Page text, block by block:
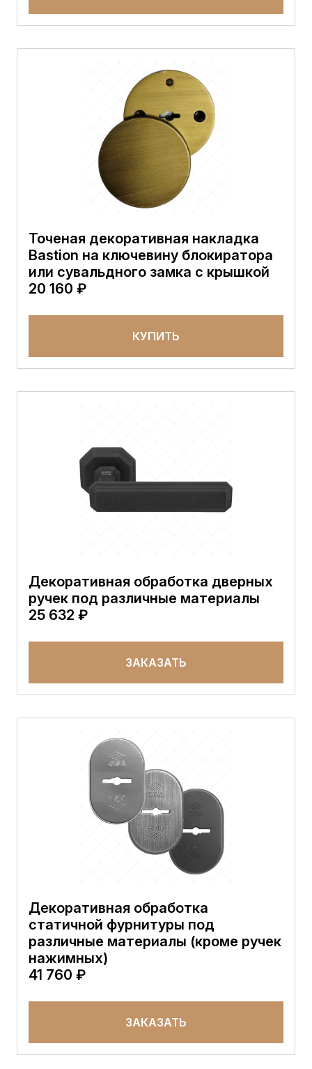
Точеная декоративная накладка
Bastion на ключевину блокиратора
или сувальдного замка с крышкой
20 160 ₽
КУПИТЬ
Декоративная обработка дверных
ручек под различные материалы
25 632 ₽
ЗАКАЗАТЬ
Декоративная обработка
статичной фурнитуры под
различные материалы (кроме ручек
нажимных)
41 760 ₽
ЗАКАЗАТЬ